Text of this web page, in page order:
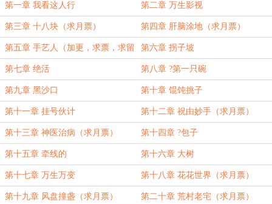
第一章 我看这人行 第二章 万生影视
第三章 十八块（求月票） 第四章 肝脑涂地（求月票）
第五章 手艺人（加更，求票，求留
言）
第六章 拐子坡
第七章 绝活 第八章 ?第一只碗
第九章 黑沙口 第十章 馄饨挑子
第十一章 挂号伙计 第十二章 祝由妙手（求月票）
第十三章 神医治病（求月票） 第十四章 ?包子
第十五章 牵线的 第十六章 大树
第十七章 万生万变 第十八章 花花世界（求月票）
第十九章 风盘撞盏（求月票） 第二十章 荒村老宅（求月票）